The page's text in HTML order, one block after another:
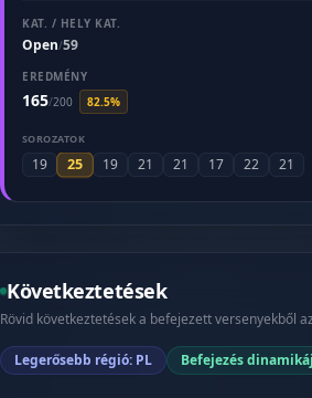
KAT. / HELY KAT.
Open/59
EREDMÉNY
165/200 82.5%
SOROZATOK
19 25 19 21 21 17 22 21
Következtetések
Rövid következtetések a befejezett versenyekből
Legerősebb régió: PL Befejezés